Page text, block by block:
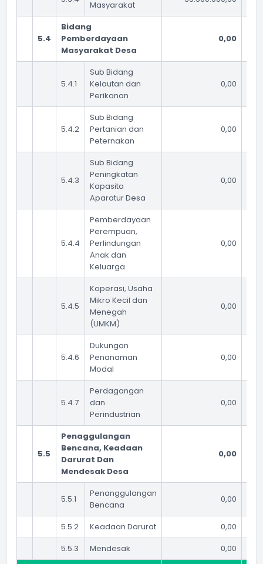
Masyarakat
5.4
Bidang
Pemberdayaan
Masyarakat Desa
0,00
5.4.1
Sub Bidang
Kelautan dan
Perikanan
0,00
5.4.2
Sub Bidang
Pertanian dan
Peternakan
0,00
5.4.3
Sub Bidang
Peningkatan
Kapasita
Aparatur Desa
0,00
5.4.4
Pemberdayaan
Perempuan,
Perlindungan
Anak dan
Keluarga
0,00
5.4.5
Koperasi, Usaha
Mikro Kecil dan
Menegah
(UMKM)
0,00
5.4.6
Dukungan
Penanaman
Modal
0,00
5.4.7
Perdagangan
dan
Perindustrian
0,00
5.5
Penaggulangan
Bencana, Keadaan
Darurat Dan
Mendesak Desa
0,00
5.5.1
Penanggulangan
Bencana
0,00
5.5.2 Keadaan Darurat
0,00
5.5.3
Mendesak
0,00